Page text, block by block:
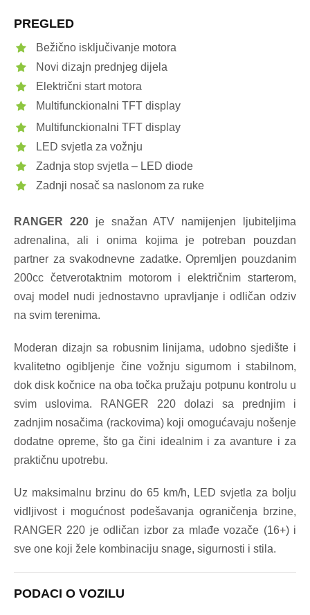
PREGLED
Bežično isključivanje motora
Novi dizajn prednjeg dijela
Električni start motora
Multifunckionalni TFT display
Multifunckionalni TFT display
LED svjetla za vožnju
Zadnja stop svjetla – LED diode
Zadnji nosač sa naslonom za ruke
RANGER 220 je snažan ATV namijenjen ljubiteljima
adrenalina, ali i onima kojima je potreban pouzdan
partner za svakodnevne zadatke. Opremljen pouzdanim
200cc četverotaktnim motorom i električnim starterom,
ovaj model nudi jednostavno upravljanje i odličan odziv
na svim terenima.
Moderan dizajn sa robusnim linijama, udobno sjedište i
kvalitetno ogibljenje čine vožnju sigurnom i stabilnom,
dok disk kočnice na oba točka pružaju potpunu kontrolu u
svim uslovima. RANGER 220 dolazi sa prednjim i
zadnjim nosačima (rackovima) koji omogućavaju nošenje
dodatne opreme, što ga čini idealnim i za avanture i za
praktičnu upotrebu.
Uz maksimalnu brzinu do 65 km/h, LED svjetla za bolju
vidljivost i mogućnost podešavanja ograničenja brzine,
RANGER 220 je odličan izbor za mlađe vozače (16+) i
sve one koji žele kombinaciju snage, sigurnosti i stila.
PODACI O VOZILU